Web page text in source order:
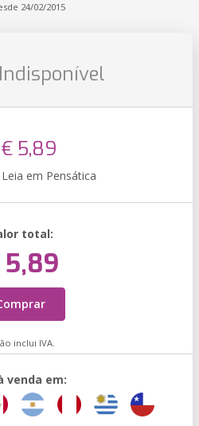
24/02/2015
Indisponível
€ 5,89
Leia em Pensática
total:
inclui IVA.
venda em: